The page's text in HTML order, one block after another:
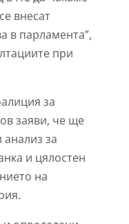
внесат
в парламента”,
при
за
заяви, че ще
анализ за
и цялостен
на